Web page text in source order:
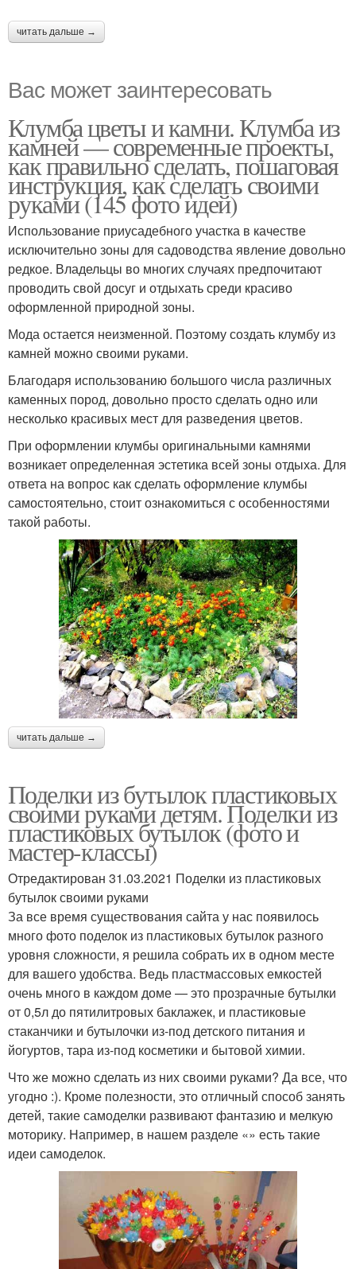
читать дальше →
Вас может заинтересовать
Клумба цветы и камни. Клумба из
камней — современные проекты,
как правильно сделать, пошаговая
инструкция, как сделать своими
руками (145 фото идей)
Использование приусадебного участка в качестве
исключительно зоны для садоводства явление довольно
редкое. Владельцы во многих случаях предпочитают
проводить свой досуг и отдыхать среди красиво
оформленной природной зоны.
Мода остается неизменной. Поэтому создать клумбу из
камней можно своими руками.
Благодаря использованию большого числа различных
каменных пород, довольно просто сделать одно или
несколько красивых мест для разведения цветов.
При оформлении клумбы оригинальными камнями
возникает определенная эстетика всей зоны отдыха. Для
ответа на вопрос как сделать оформление клумбы
самостоятельно, стоит ознакомиться с особенностями
такой работы.
читать дальше →
Поделки из бутылок пластиковых
своими руками детям. Поделки из
пластиковых бутылок (фото и
мастер-классы)
Отредактирован 31.03.2021 Поделки из пластиковых
бутылок своими руками
За все время существования сайта у нас появилось
много фото поделок из пластиковых бутылок разного
уровня сложности, я решила собрать их в одном месте
для вашего удобства. Ведь пластмассовых емкостей
очень много в каждом доме — это прозрачные бутылки
от 0,5л до пятилитровых баклажек, и пластиковые
стаканчики и бутылочки из-под детского питания и
йогуртов, тара из-под косметики и бытовой химии.
Что же можно сделать из них своими руками? Да все, что
угодно :). Кроме полезности, это отличный способ занять
детей, такие самоделки развивают фантазию и мелкую
моторику. Например, в нашем разделе «» есть такие
идеи самоделок.